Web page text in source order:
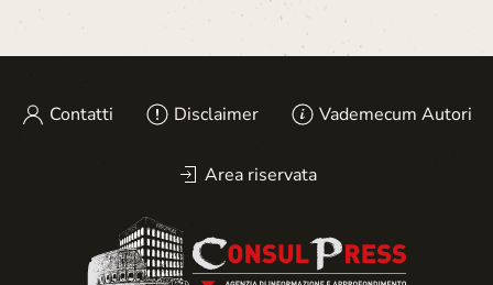
Contatti Disclaimer Vademecum Autori
Area riservata